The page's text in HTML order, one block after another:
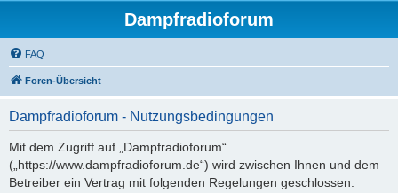
Dampfradioforum
FAQ
Foren-Übersicht
Dampfradioforum - Nutzungsbedingungen
Mit dem Zugriff auf „Dampfradioforum“
(„https://www.dampfradioforum.de“) wird zwischen Ihnen und dem
Betreiber ein Vertrag mit folgenden Regelungen geschlossen: